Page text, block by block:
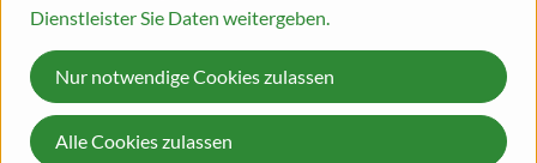
Alkoholgehalt: 40 % vol.
Reifung: 3 Jahre in Eichenfässern
Rebsorte: Ugni Blanc
Dienstleister Sie Daten weitergeben.
Nur notwendige Cookies zulassen
Alle Cookies zulassen